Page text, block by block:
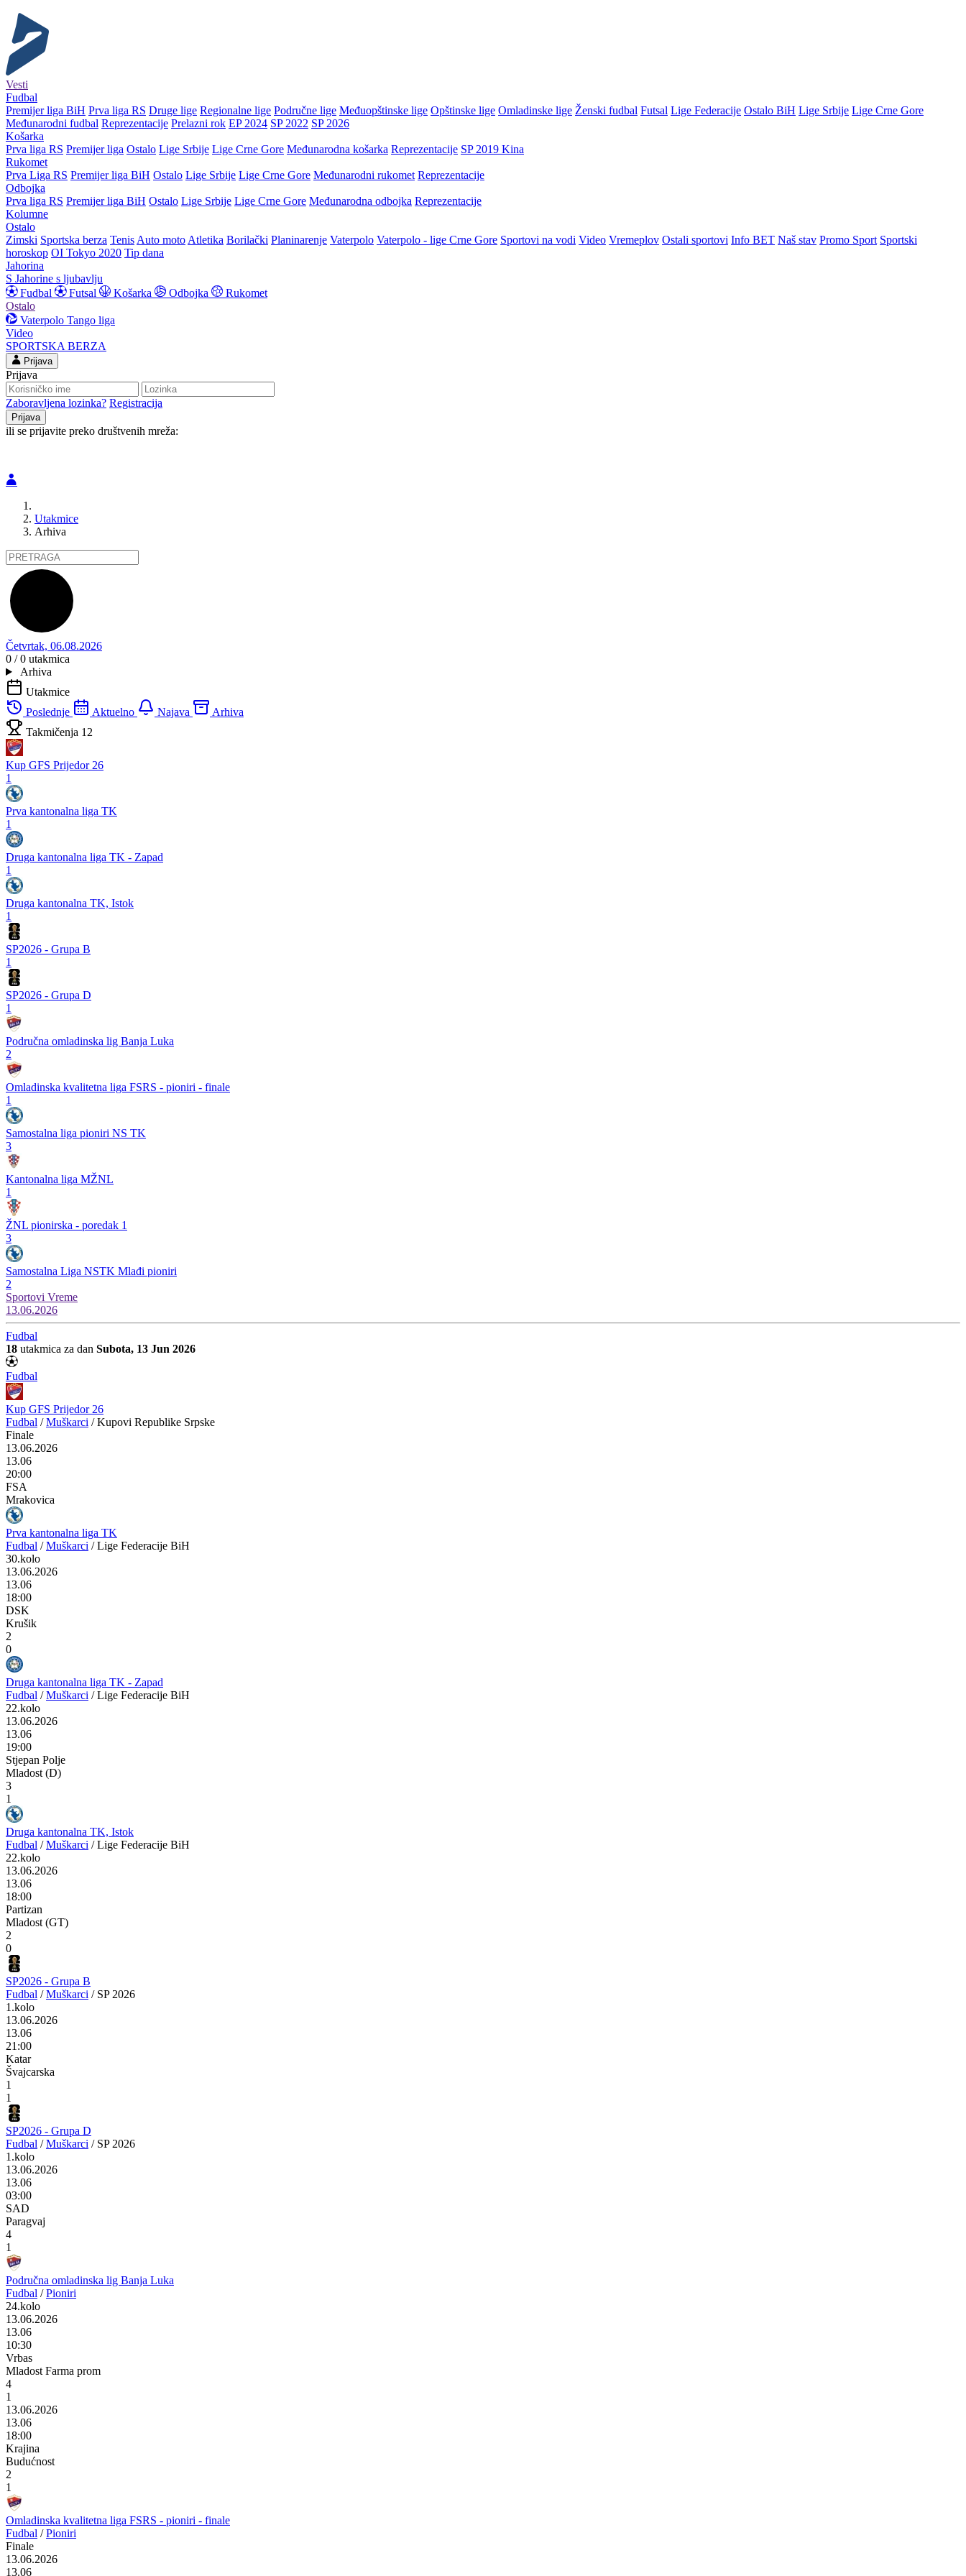
Vesti
Fudbal
Premijer liga BiH Prva liga RS Druge lige Regionalne lige Područne lige Međuopštinske lige Opštinske lige Omladinske lige Ženski fudbal Futsal Lige Federacije Ostalo BiH Lige Srbije Lige Crne Gore
Međunarodni fudbal Reprezentacije Prelazni rok EP 2024 SP 2022 SP 2026
Košarka
Prva liga RS Premijer liga Ostalo Lige Srbije Lige Crne Gore Međunarodna košarka Reprezentacije SP 2019 Kina
Rukomet
Prva Liga RS Premijer liga BiH Ostalo Lige Srbije Lige Crne Gore Međunarodni rukomet Reprezentacije
Odbojka
Prva liga RS Premijer liga BiH Ostalo Lige Srbije Lige Crne Gore Međunarodna odbojka Reprezentacije
Kolumne
Ostalo
Zimski Sportska berza Tenis Auto moto Atletika Borilački Planinarenje Vaterpolo Vaterpolo - lige Crne Gore Sportovi na vodi Video Vremeplov Ostali sportovi Info BET Naš stav Promo Sport Sportski
horoskop OI Tokyo 2020 Tip dana
Jahorina
S Jahorine s ljubavlju
Fudbal
Futsal Košarka Odbojka
Rukomet
Ostalo
Vaterpolo Tango liga
Video
SPORTSKA BERZA
Prijava
Prijava
Zaboravljena lozinka? Registracija
ili se prijavite preko društvenih mreža:
Utakmice
Arhiva
Četvrtak, 06.08.2026
0 / 0 utakmica
Arhiva
Utakmice
Poslednje
Aktuelno Najava
Arhiva
Takmičenja 12
Kup GFS Prijedor 26
1
Prva kantonalna liga TK
1
Druga kantonalna liga TK - Zapad
1
Druga kantonalna TK, Istok
1
SP2026 - Grupa B
1
SP2026 - Grupa D
1
Područna omladinska lig Banja Luka
2
Omladinska kvalitetna liga FSRS - pioniri - finale
1
Samostalna liga pioniri NS TK
3
Kantonalna liga MŽNL
1
ŽNL pionirska - poredak 1
3
Samostalna Liga NSTK Mlađi pioniri
2
Sportovi Vreme
13.06.2026
Fudbal
18 utakmica za dan Subota, 13 Jun 2026
Fudbal
Kup GFS Prijedor 26
Fudbal / Muškarci / Kupovi Republike Srpske
Finale
13.06.2026
13.06
20:00
FSA
Mrakovica
Prva kantonalna liga TK
Fudbal / Muškarci / Lige Federacije BiH
30.kolo
13.06.2026
13.06
18:00
DSK
Krušik
2
0
Druga kantonalna liga TK - Zapad
Fudbal / Muškarci / Lige Federacije BiH
22.kolo
13.06.2026
13.06
19:00
Stjepan Polje
Mladost (D)
3
1
Druga kantonalna TK, Istok
Fudbal / Muškarci / Lige Federacije BiH
22.kolo
13.06.2026
13.06
18:00
Partizan
Mladost (GT)
2
0
SP2026 - Grupa B
Fudbal / Muškarci / SP 2026
1.kolo
13.06.2026
13.06
21:00
Katar
Švajcarska
1
1
SP2026 - Grupa D
Fudbal / Muškarci / SP 2026
1.kolo
13.06.2026
13.06
03:00
SAD
Paragvaj
4
1
Područna omladinska lig Banja Luka
Fudbal / Pioniri
24.kolo
13.06.2026
13.06
10:30
Vrbas
Mladost Farma prom
4
1
13.06.2026
13.06
18:00
Krajina
Budućnost
2
1
Omladinska kvalitetna liga FSRS - pioniri - finale
Fudbal / Pioniri
Finale
13.06.2026
13.06